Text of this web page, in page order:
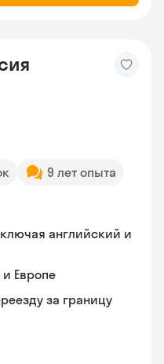
9 лет опыта
английский и
Европе
за границу